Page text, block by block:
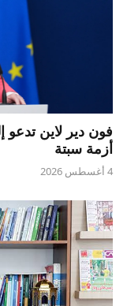
فون دير لاين تدعو
أزمة سبتة
4 أغسطس 2026